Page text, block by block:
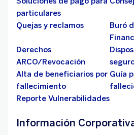
particulares
Quejas y reclamos
Buró
Derechos
ARCO/Revocación
Alta de beneficiarios por
fallecimiento
Guía
Reporte Vulnerabilidades
Información